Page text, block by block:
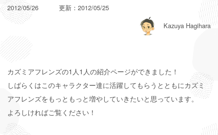
2012/05/26 更新：2012/05/25
Kazuya Hagihara
カズミアフレンズの1人1人の紹介ページができました！
しばらくはこのキャラクター達に活躍してもらうとともにカズミ
アフレンズをもっともっと増やしていきたいと思っています。
よろしければご覧ください！